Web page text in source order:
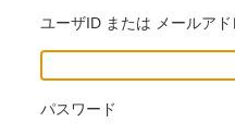
ユーザID または メールアド
パスワード